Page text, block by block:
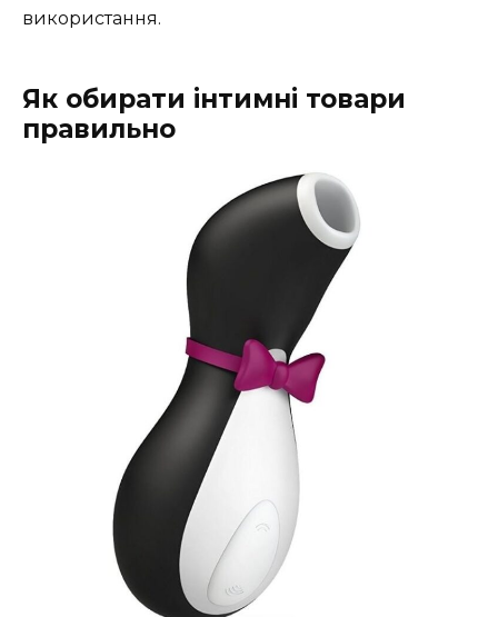
використання.
Як обирати інтимні товари
правильно